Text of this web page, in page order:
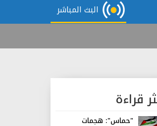
البث المباشر
قراءة
"حماس": هجمات